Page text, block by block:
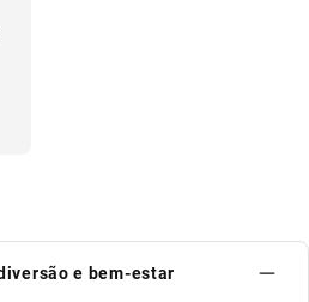
e bem-estar